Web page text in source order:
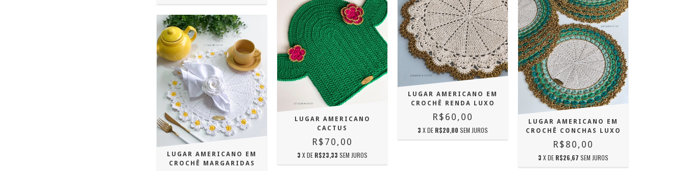
LUGAR AMERICANO EM
CROCHÊ MARGARIDAS
LUGAR AMERICANO
CACTUS
R$70,00
3 X DE R$23,33 SEM JUROS
LUGAR AMERICANO EM
CROCHÊ RENDA LUXO
R$60,00
3 X DE R$20,00 SEM JUROS
LUGAR AMERICANO EM
CROCHÊ CONCHAS LUXO
R$80,00
3 X DE R$26,67 SEM JUROS